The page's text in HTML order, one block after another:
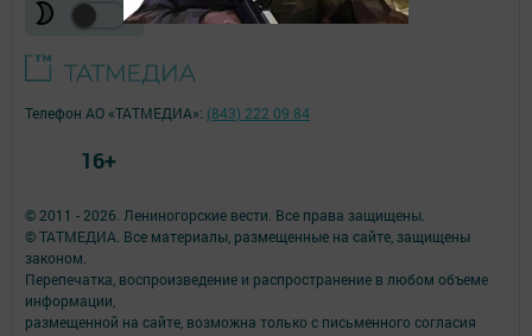
© 2011 - 2026. Лениногорские вести. Все права защищены.
© ТАТМЕДИА. Все материалы, размещенные на сайте, защищены
законом.
Перепечатка, воспроизведение и распространение в любом объеме
информации,
размещенной на сайте, возможна только с письменного согласия
Телефон АО «ТАТМЕДИА»: (843) 222 09 84
16+